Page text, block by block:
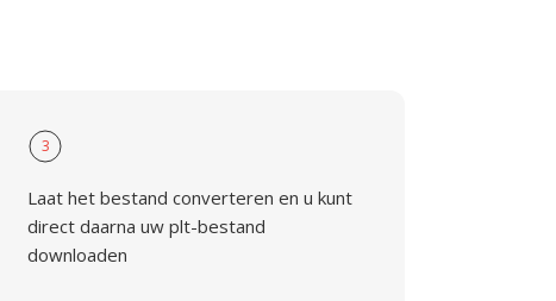
3
Laat het bestand converteren en u kunt
direct daarna uw plt-bestand
downloaden